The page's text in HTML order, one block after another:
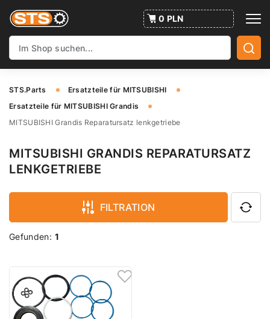
0 PLN
STS.Parts
Ersatzteile für MITSUBISHI
Ersatzteile für MITSUBISHI Grandis
MITSUBISHI Grandis Reparatursatz lenkgetriebe
MITSUBISHI GRANDIS REPARATURSATZ
LENKGETRIEBE
FILTRATION
Gefunden: 1